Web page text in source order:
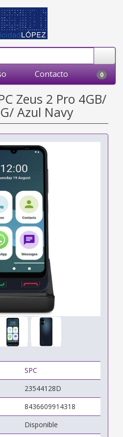
Contacto 0
Zeus 2 Pro 4GB/
Azul Navy
SPC
23544128D
8436609914318
Disponible